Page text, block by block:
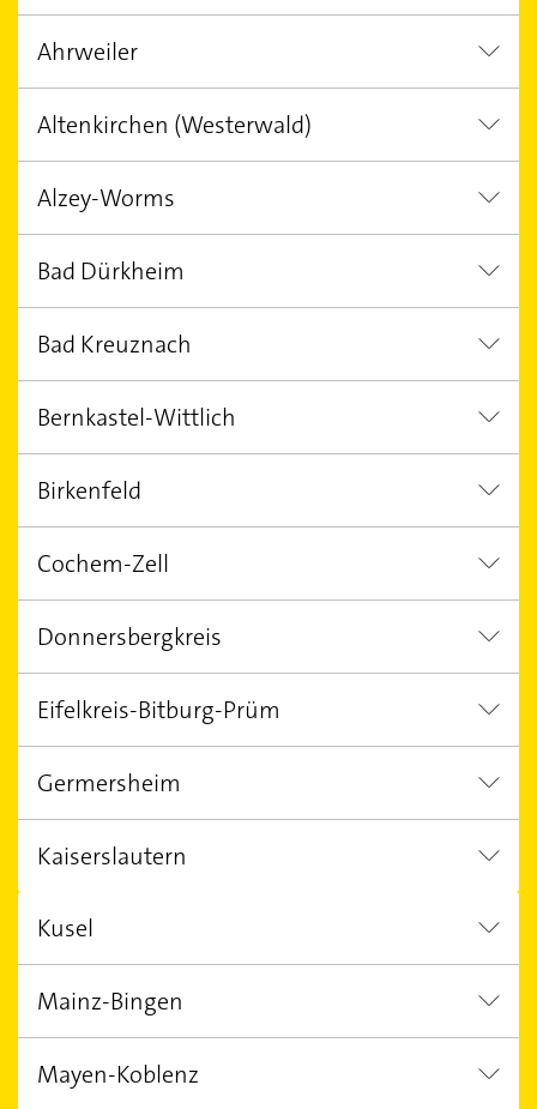
Mainz Koblenz am Rhein
Ahrweiler
Bad Neuenahr-Ahrweiler Bad Breisig
Altenkirchen (Westerwald)
Wissen Betzdorf Altenkirchen
Alzey-Worms
Alzey Wörrstadt Osthofen
Bad Dürkheim
Bad Dürkheim Grünstadt
Bad Kreuznach
Bad Kreuznach Kirn Nahe Bad
Bernkastel-Wittlich
Wittlich Bernkastel-Kues
Birkenfeld
Idar-Oberstein Birkenfeld Nahe
Cochem-Zell
Cochem Kaisersesch Zell
Donnersbergkreis
Kirchheimbolanden Eisenberg (Pfalz)
Eifelkreis-Bitburg-Prüm
Bitburg Prüm Speicher
Germersheim
Rülzheim
Kaiserslautern
Landstuhl Rodenbach Kreis Kaiserslautern
Kusel
Kusel Waldmohr
Mainz-Bingen
Mayen-Koblenz